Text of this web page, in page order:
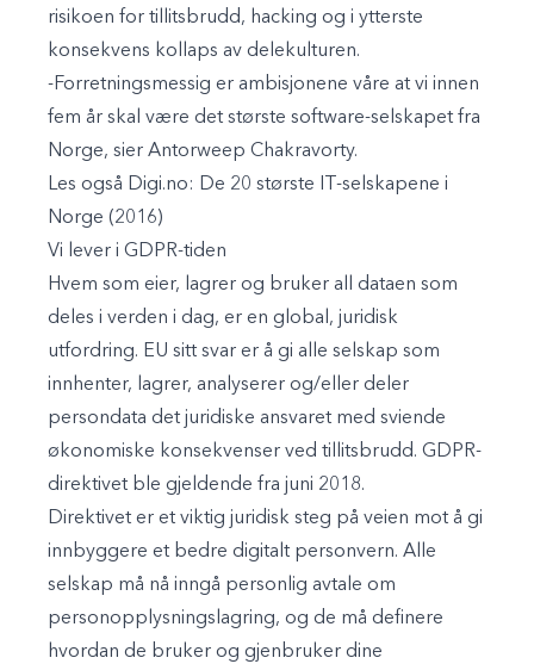
risikoen for tillitsbrudd, hacking og i ytterste
konsekvens kollaps av delekulturen.
-Forretningsmessig er ambisjonene våre at vi innen
fem år skal være det største software-selskapet fra
Norge, sier Antorweep Chakravorty.
Les også Digi.no: De 20 største IT-selskapene i
Norge (2016)
Vi lever i GDPR-tiden
Hvem som eier, lagrer og bruker all dataen som
deles i verden i dag, er en global, juridisk
utfordring. EU sitt svar er å gi alle selskap som
innhenter, lagrer, analyserer og/eller deler
persondata det juridiske ansvaret med sviende
økonomiske konsekvenser ved tillitsbrudd. GDPR-
direktivet ble gjeldende fra juni 2018.
Direktivet er et viktig juridisk steg på veien mot å gi
innbyggere et bedre digitalt personvern. Alle
selskap må nå inngå personlig avtale om
personopplysningslagring, og de må definere
hvordan de bruker og gjenbruker dine